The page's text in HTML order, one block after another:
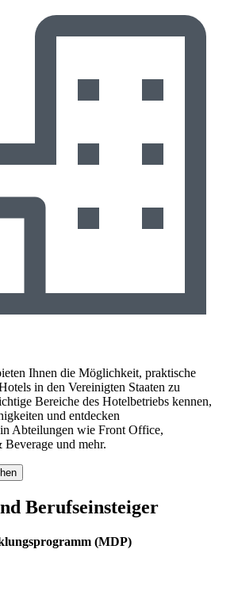
Ihnen die Möglichkeit, praktische
in den Vereinigten Staaten zu
Bereiche des Hotelbetriebs kennen,
und entdecken
Abteilungen wie Front Office,
und mehr.
Berufseinsteiger
(MDP)